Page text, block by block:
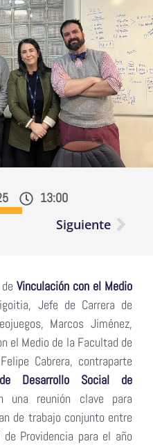
13:00
Siguiente
Vinculación con el Medio
Jefe de Carrera de
Marcos Jiménez,
el Medio de la Facultad de
Cabrera, contraparte
de Desarrollo Social de
una reunión clave para
de trabajo conjunto entre
Providencia para el año